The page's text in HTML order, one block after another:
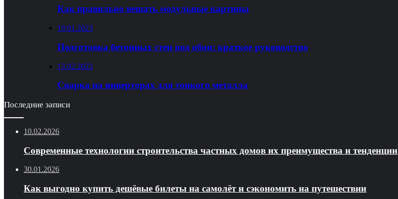
Как правильно вешать модульные картины
19.01.2023
Подготовка бетонных стен под обои: краткое руководство
13.02.2023
Сварка на инверторах для тонкого металла
Последние записи
10.02.2026
Современные технологии строительства частных домов их преимущества и тенденции
30.01.2026
Как выгодно купить дешёвые билеты на самолёт и сэкономить на путешествии